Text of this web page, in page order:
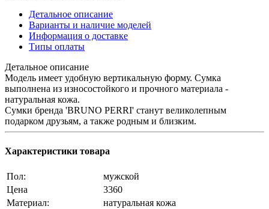
Детальное описание
Варианты и наличие моделей
Информация о доставке
Типы оплаты
Детальное описание
Модель имеет удобную вертикальную форму. Сумка
выполнена из износостойкого и прочного материала -
натуральная кожа.
Сумки бренда 'BRUNO PERRI' станут великолепным
подарком друзьям, а также родным и близким.
Характеристики товара
Пол:
мужской
Цена
3360
Материал:
натуральная кожа